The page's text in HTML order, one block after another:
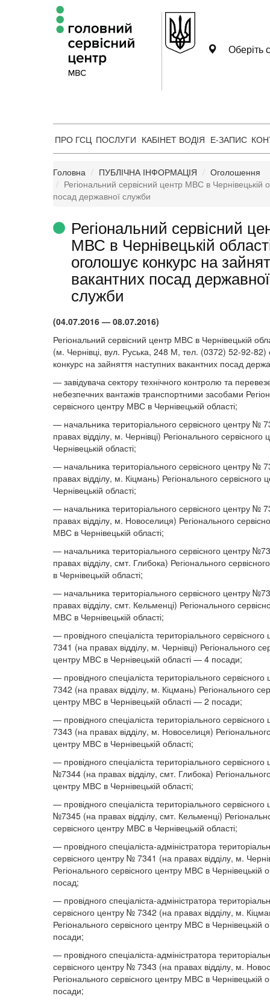
Оберіть
ПРО ГСЦ ПОСЛУГИ КАБІНЕТ ВОДІЯ Е-ЗАПИС
Головна ПУБЛІЧНА ІНФОРМАЦІЯ
Оголошення
Регіональний сервісний центр МВС в Чернівецькій
посад державної служби
Регіональний сервісний
МВС в Чернівецькій
оголошує конкурс на
вакантних посад державної
служби
(04.07.2016 — 08.07.2016)
Регіональний сервісний центр МВС в Чернівецькій
(м. Чернівці, вул. Руська, 248 М, тел. (0372) 52-92-82)
конкурс на зайняття наступних вакантних посад
— завідувача сектору технічного контролю та
небезпечних вантажів транспортними засобами
сервісного центру МВС в Чернівецькій області;
— начальника територіального сервісного центру №
правах відділу, м. Чернівці) Регіонального
Чернівецькій області;
— начальника територіального сервісного центру №
правах відділу, м. Кіцмань) Регіонального
Чернівецькій області;
— начальника територіального сервісного центру №
правах відділу, м. Новоселиця) Регіонального
МВС в Чернівецькій області;
— начальника територіального сервісного центру
правах відділу, смт. Глибока) Регіонального
в Чернівецькій області;
— начальника територіального сервісного центру
правах відділу, смт. Кельменці) Регіонального
МВС в Чернівецькій області;
— провідного спеціаліста територіального
7341 (на правах відділу, м. Чернівці) Регіонального
центру МВС в Чернівецькій області — 4 посади;
— провідного спеціаліста територіального
7342 (на правах відділу, м. Кіцмань) Регіонального
центру МВС в Чернівецькій області — 2 посади;
— провідного спеціаліста територіального
7343 (на правах відділу, м. Новоселиця)
центру МВС в Чернівецькій області;
— провідного спеціаліста територіального сервісного
№7344 (на правах відділу, смт. Глибока)
центру МВС в Чернівецькій області;
— провідного спеціаліста територіального сервісного
№7345 (на правах відділу, смт. Кельменці)
сервісного центру МВС в Чернівецькій області;
— провідного спеціаліста-адміністратора
сервісного центру № 7341 (на правах відділу, м.
Регіонального сервісного центру МВС в Чернівецькій
посад;
— провідного спеціаліста-адміністратора
сервісного центру № 7342 (на правах відділу, м.
Регіонального сервісного центру МВС в Чернівецькій
посади;
— провідного спеціаліста-адміністратора
сервісного центру № 7343 (на правах відділу, м.
Регіонального сервісного центру МВС в Чернівецькій
посади;